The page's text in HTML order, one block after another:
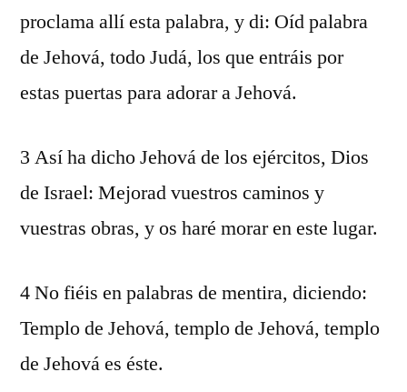
proclama allí esta palabra, y di: Oíd palabra
de Jehová, todo Judá, los que entráis por
estas puertas para adorar a Jehová.
3 Así ha dicho Jehová de los ejércitos, Dios
de Israel: Mejorad vuestros caminos y
vuestras obras, y os haré morar en este lugar.
4 No fiéis en palabras de mentira, diciendo:
Templo de Jehová, templo de Jehová, templo
de Jehová es éste.